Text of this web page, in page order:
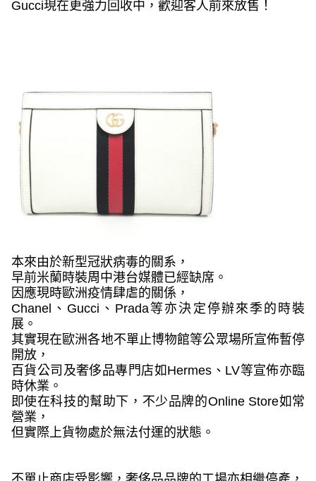
Gucci現在更強力回收中，歡迎客人前來放售！
本來由於新型冠狀病毒的關系，
早前米蘭時裝周中港台媒體已經缺席。
因應現時歐洲疫情肆虐的關係，
Chanel 、 Gucci 、 Prada等亦決定停辦來季的時裝
展。
其實現在歐洲各地不單止博物館等公眾場所宣佈暫停
開放，
百貨公司及奢侈品專門店如 Hermes 、 LV等宣佈亦臨
時休業。
即使在科技的幫助下，不少品牌的Online Store如常
營業，
但實際上貨物處於無法付運的狀態。